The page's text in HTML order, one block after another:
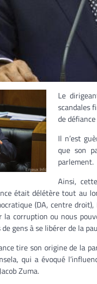
Le
scandales
de
Il n’est
que son
parlement.
Ainsi,
était délétère tout au
(DA, centre
corruption ou nous
gens à se libérer de la
tire son origine de la
qui a évoqué
Zuma.